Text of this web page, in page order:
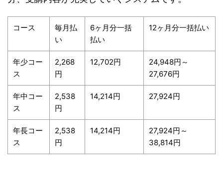
コース
毎月払
い
6ヶ月分一括
払い
12ヶ月分一括払い
年少コー
ス
2,268
円
12,702円
24,948円～
27,676円
年中コー
ス
2,538
円
14,214円 27,924円
年長コー
ス
2,538
円
14,214円
27,924円～
38,814円